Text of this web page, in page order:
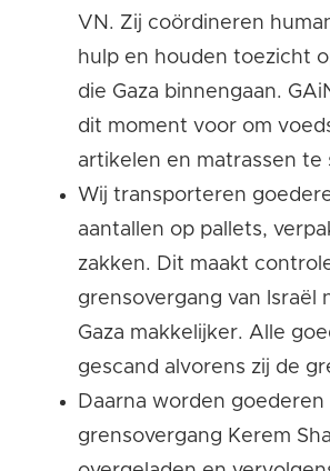
VN. Zij coördineren
hulp en houden toezicht
die Gaza binnengaan.
dit moment voor om
artikelen en matrassen te
Wij transporteren
aantallen op pallets,
zakken. Dit maakt
grensovergang van Israël
Gaza makkelijker. Alle
gescand alvorens zij de
Daarna worden goederen
grensovergang Kerem